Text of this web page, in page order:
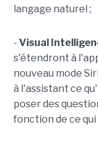
langage naturel ;
- Visual
s'étendront à
nouveau mode
à l'assistant ce
poser des
fonction de ce